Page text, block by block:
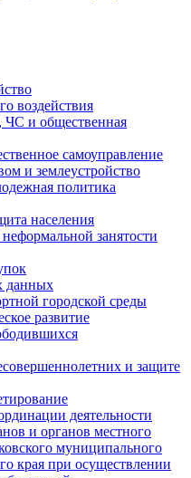
воздействия
ЧС и общественная
самоуправление
и землеустройство
политика
населения
занятости
данных
городской среды
развитие
и защите
деятельности
и органов местного
муниципального
края при осуществлении